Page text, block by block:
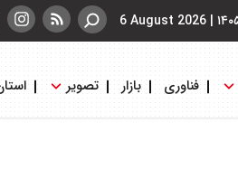
|
6 August 2026
فناوری بازار تصویر